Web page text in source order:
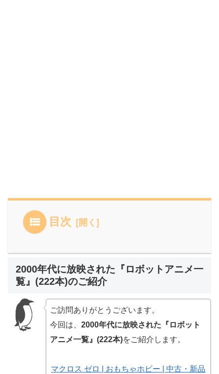
目次
2000年代に放映された『ロボットアニメ一
覧』(222本)のご紹介
ご訪問ありがとうございます。
今回は、 2000年代に放映された『ロボット
アニメ一覧』(222本)をご紹介します。
マクロス ゼロ | おもちゃホビー | 中古・新品